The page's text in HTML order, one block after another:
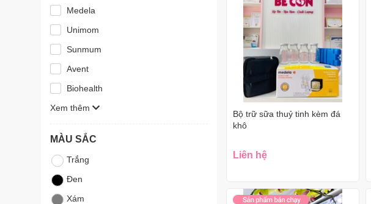
Medela
Unimom
Sunmum
Avent
Biohealth
Xem thêm
MÀU SẮC
Trắng
Đen
Xám
Bộ trữ sữa thuỷ tinh kèm đá
khô
Liên hệ